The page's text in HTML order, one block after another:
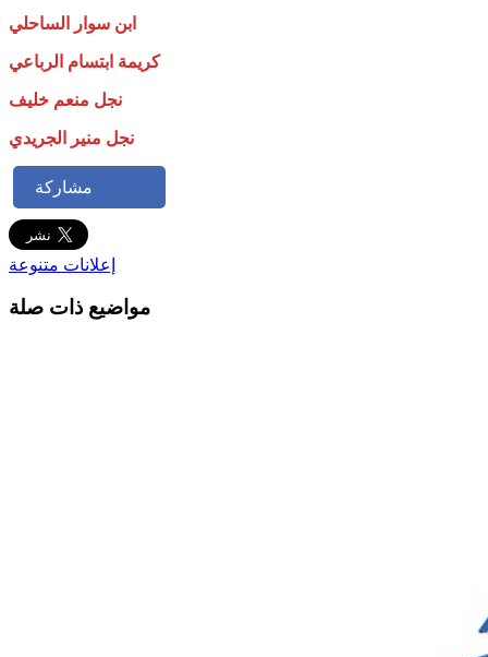
ابن سوار الساحلي
كريمة ابتسام الرباعي
نجل منعم خليف
نجل منير الجريدي
مشاركة
إعلانات متنوعة
مواضيع ذات صلة